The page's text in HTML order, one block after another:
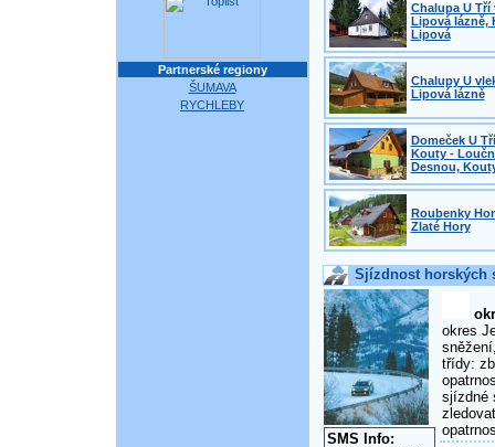
Partnerské regiony
ŠUMAVA
RYCHLEBY
Chalupa U Tří
Lipová lázně,
Lipová
Chalupy U
Lipová lázně
Domeček U
Kouty -
Desnou,
Roubenky
Zlaté Hory
Sjízdnost horských
SMS Info:
okres
třídy:
sjízdné